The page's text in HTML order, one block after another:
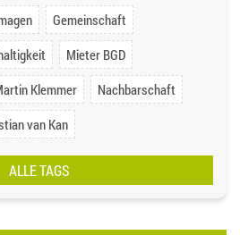
Gemeinschaft
Mieter BGD
Klemmer
Nachbarschaft
van Kan
ALLE TAGS